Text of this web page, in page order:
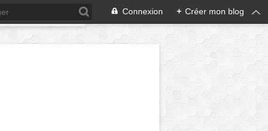
Connexion + Créer mon blog